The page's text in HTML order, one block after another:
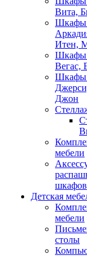
Вита,
Шкафы
Итен,
Шкафы
Вегас,
Шкафы
Джон
мебели
шкафов
Детская
мебели
столы